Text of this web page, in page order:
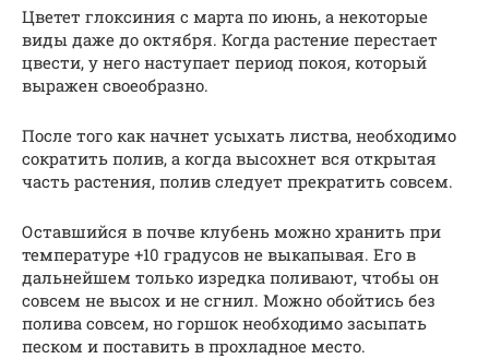
Цветет глоксиния с марта по июнь, а некоторые
виды даже до октября. Когда растение перестает
цвести, у него наступает период покоя, который
выражен своеобразно.
После того как начнет усыхать листва, необходимо
сократить полив, а когда высохнет вся открытая
часть растения, полив следует прекратить совсем.
Оставшийся в почве клубень можно хранить при
температуре +10 градусов не выкапывая. Его в
дальнейшем только изредка поливают, чтобы он
совсем не высох и не сгнил. Можно обойтись без
полива совсем, но горшок необходимо засыпать
песком и поставить в прохладное место.